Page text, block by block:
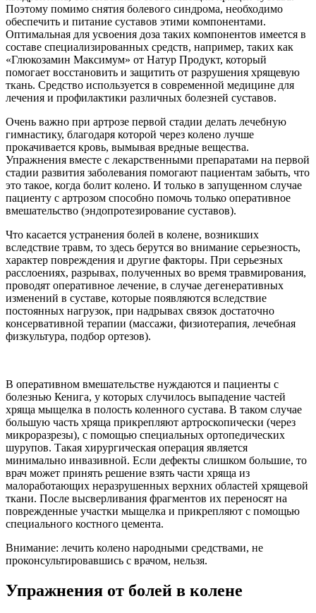
Поэтому помимо снятия болевого синдрома, необходимо
обеспечить и питание суставов этими компонентами.
Оптимальная для усвоения доза таких компонентов имеется в
составе специализированных средств, например, таких как
«Глюкозамин Максимум» от Натур Продукт, который
помогает восстановить и защитить от разрушения хрящевую
ткань. Средство используется в современной медицине для
лечения и профилактики различных болезней суставов.
Очень важно при артрозе первой стадии делать лечебную
гимнастику, благодаря которой через колено лучше
прокачивается кровь, вымывая вредные вещества.
Упражнения вместе с лекарственными препаратами на первой
стадии развития заболевания помогают пациентам забыть, что
это такое, когда болит колено. И только в запущенном случае
пациенту с артрозом способно помочь только оперативное
вмешательство (эндопротезирование суставов).
Что касается устранения болей в колене, возникших
вследствие травм, то здесь берутся во внимание серьезность,
характер повреждения и другие факторы. При серьезных
расслоениях, разрывах, полученных во время травмирования,
проводят оперативное лечение, в случае дегенеративных
изменений в суставе, которые появляются вследствие
постоянных нагрузок, при надрывах связок достаточно
консервативной терапии (массажи, физиотерапия, лечебная
физкультура, подбор ортезов).
В оперативном вмешательстве нуждаются и пациенты с
болезнью Кенига, у которых случилось выпадение частей
хряща мыщелка в полость коленного сустава. В таком случае
большую часть хряща прикрепляют артроскопически (через
микроразрезы), с помощью специальных ортопедических
шурупов. Такая хирургическая операция является
минимально инвазивной. Если дефекты слишком большие, то
врач может принять решение взять части хряща из
малоработающих неразрушенных верхних областей хрящевой
ткани. После высверливания фрагментов их переносят на
поврежденные участки мыщелка и прикрепляют с помощью
специального костного цемента.
Внимание: лечить колено народными средствами, не
проконсультировавшись с врачом, нельзя.
Упражнения от болей в колене